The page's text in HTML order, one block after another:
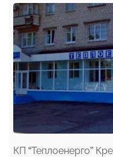
КП “Теплоенерго”